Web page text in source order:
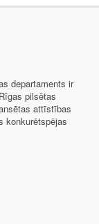
departaments ir
pilsētas
attīstības
konkurētspējas